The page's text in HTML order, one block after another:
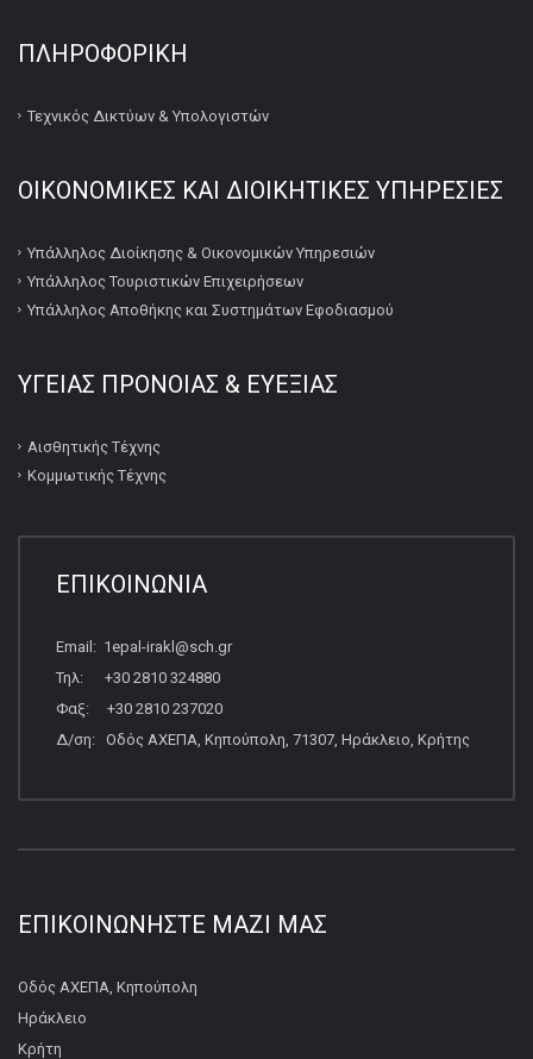
ΠΛΗΡΟΦΟΡΙΚΉ
Τεχνικός Δικτύων & Υπολογιστών
ΟΙΚΟΝΟΜΙΚΕΣ ΚΑΙ ΔΙΟΙΚΗΤΙΚΕΣ ΥΠΗΡΕΣΙΕΣ
Υπάλληλος Διοίκησης & Οικονομικών Υπηρεσιών
Υπάλληλος Τουριστικών Επιχειρήσεων
Υπάλληλος Αποθήκης και Συστημάτων Εφοδιασμού
ΥΓΕΙΑΣ ΠΡΟΝΟΙΑΣ & ΕΥΕΞΙΑΣ
Αισθητικής Τέχνης
Κομμωτικής Τέχνης
ΕΠΙΚΟΙΝΩΝΙΑ
Email: 1epal-irakl@sch.gr
Τηλ: +30 2810 324880
Φαξ: +30 2810 237020
Δ/ση: Οδός ΑΧΕΠΑ, Κηπούπολη, 71307, Ηράκλειο, Κρήτης
ΕΠΙΚΟΙΝΩΝΉΣΤΕ ΜΑΖΊ ΜΑΣ
Οδός ΑΧΕΠΑ, Κηπούπολη
Ηράκλειο
Κρήτη